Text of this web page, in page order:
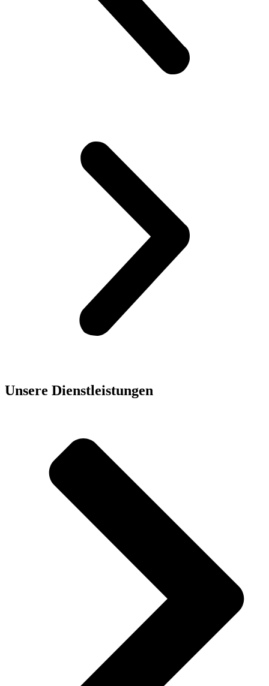
Unsere Dienst­leistungen